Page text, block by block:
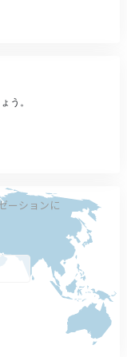
う。
ーションに